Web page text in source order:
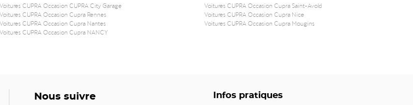
Voitures CUPRA Occasion CUPRA City Garage
Voitures CUPRA Occasion Cupra Rennes
Voitures CUPRA Occasion Cupra Nantes
Voitures CUPRA Occasion Cupra NANCY
Voitures CUPRA Occasion Cupra Saint-Avold
Voitures CUPRA Occasion Cupra Nice
Voitures CUPRA Occasion Cupra Mougins
Nous suivre Infos pratiques